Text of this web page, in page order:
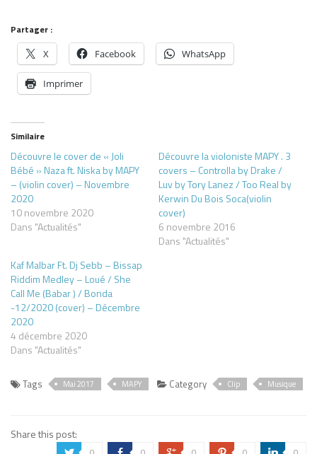
Partager :
X Facebook WhatsApp
Imprimer
Similaire
Découvre le cover de « Joli
Bébé » Naza ft. Niska by MAPY
– (violin cover) – Novembre
2020
10 novembre 2020
Dans "Actualités"
Découvre la violoniste MAPY . 3
covers – Controlla by Drake /
Luv by Tory Lanez / Too Real by
Kerwin Du Bois Soca(violin
cover)
6 novembre 2016
Dans "Actualités"
Kaf Malbar Ft. Dj Sebb – Bissap
Riddim Medley – Loué / She
Call Me (Babar ) / Bonda
-12/2020 (cover) – Décembre
2020
4 décembre 2020
Dans "Actualités"
Tags Mai 2017 MAPY Category Clip Musique
Share this post: